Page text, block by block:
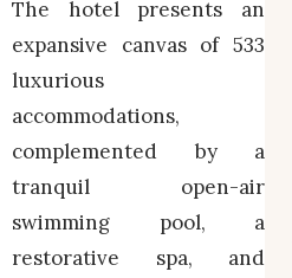
The hotel presents an
expansive canvas of 533
luxurious
accommodations,
complemented by a
tranquil open-air
swimming pool, a
restorative spa, and